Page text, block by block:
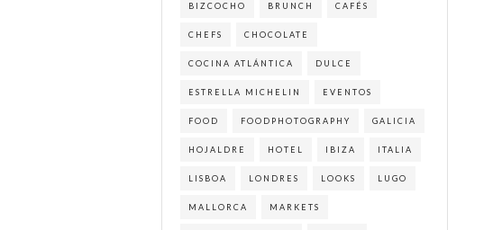
BIZCOCHO BRUNCH CAFÉS
CHEFS CHOCOLATE
COCINA ATLÁNTICA DULCE
ESTRELLA MICHELIN EVENTOS
FOOD FOODPHOTOGRAPHY GALICIA
HOJALDRE HOTEL IBIZA ITALIA
LISBOA LONDRES LOOKS LUGO
MALLORCA MARKETS